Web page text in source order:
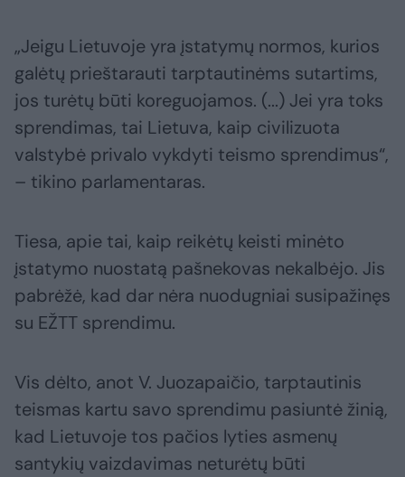
„Jeigu Lietuvoje yra įstatymų normos, kurios
galėtų prieštarauti tarptautinėms sutartims,
jos turėtų būti koreguojamos. (...) Jei yra toks
sprendimas, tai Lietuva, kaip civilizuota
valstybė privalo vykdyti teismo sprendimus“,
– tikino parlamentaras.
Tiesa, apie tai, kaip reikėtų keisti minėto
įstatymo nuostatą pašnekovas nekalbėjo. Jis
pabrėžė, kad dar nėra nuodugniai susipažinęs
su EŽTT sprendimu.
Vis dėlto, anot V. Juozapaičio, tarptautinis
teismas kartu savo sprendimu pasiuntė žinią,
kad Lietuvoje tos pačios lyties asmenų
santykių vaizdavimas neturėtų būti